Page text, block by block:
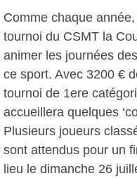
Comme chaque
tournoi du CSMT la
animer les journées
ce sport. Avec 3200 €
tournoi de 1ere
accueillera quelques
Plusieurs joueurs
sont attendus pour un
lieu le dimanche 26